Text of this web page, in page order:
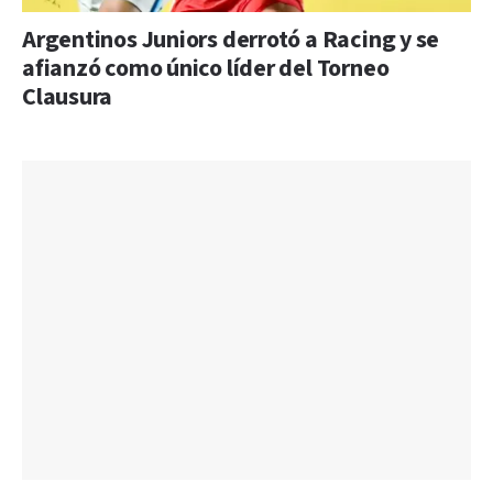
Argentinos Juniors derrotó a Racing y se
afianzó como único líder del Torneo
Clausura